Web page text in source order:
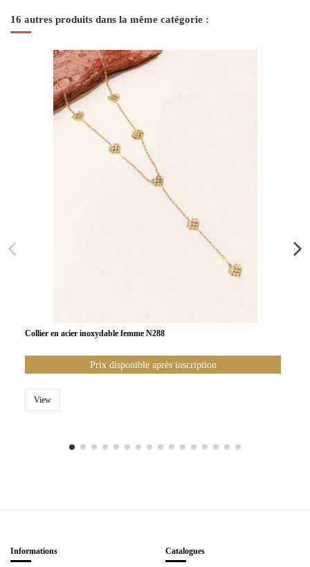
16 autres produits dans la même catégorie :
Collier en acier inoxydable femme N288
Prix disponible après inscription
View
Informations Catalogues